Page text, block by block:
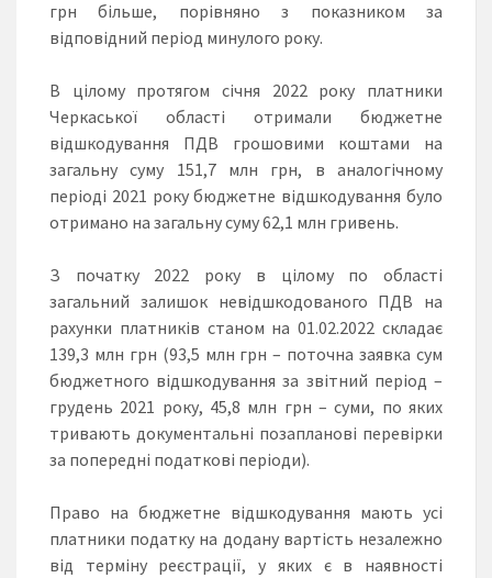
грн більше, порівняно з показником за
відповідний період минулого року.
В цілому протягом січня 2022 року платники
Черкаської області отримали бюджетне
відшкодування ПДВ грошовими коштами на
загальну суму 151,7 млн грн, в аналогічному
періоді 2021 року бюджетне відшкодування було
отримано на загальну суму 62,1 млн гривень.
З початку 2022 року в цілому по області
загальний залишок невідшкодованого ПДВ на
рахунки платників станом на 01.02.2022 складає
139,3 млн грн (93,5 млн грн – поточна заявка сум
бюджетного відшкодування за звітний період –
грудень 2021 року, 45,8 млн грн – суми, по яких
тривають документальні позапланові перевірки
за попередні податкові періоди).
Право на бюджетне відшкодування мають усі
платники податку на додану вартість незалежно
від терміну реєстрації, у яких є в наявності